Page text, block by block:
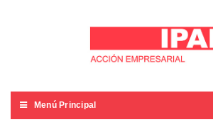
Menú Principal